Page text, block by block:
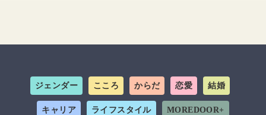
ジェンダー こころ からだ 恋愛 結婚
キャリア ライフスタイル MOREDOOR+